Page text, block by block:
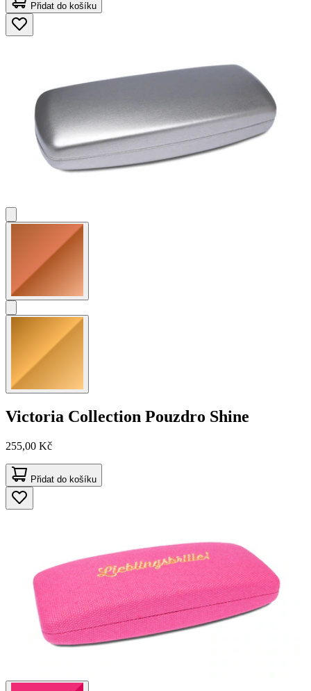
Přidat do košíku
Victoria Collection Pouzdro Shine
255,00 Kč
Přidat do košíku